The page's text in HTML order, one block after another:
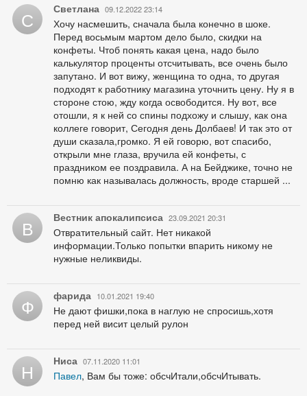
С Светлана 09.12.2022 23:14
Хочу насмешить, сначала была конечно в шоке.
Перед восьмым мартом дело было, скидки на
конфеты. Чтоб понять какая цена, надо было
калькулятор проценты отсчитывать, все очень было
запутано. И вот вижу, женщина то одна, то другая
подходят к работнику магазина уточнить цену. Ну я в
стороне стою, жду когда освободится. Ну вот, все
отошли, я к ней со спины подхожу и слышу, как она
коллеге говорит, Сегодня день Долбаев! И так это от
души сказала,громко. Я ей говорю, вот спасибо,
открыли мне глаза, вручила ей конфеты, с
праздником ее поздравила. А на Бейджике, точно не
помню как называлась должность, вроде старшей ...
В Вестник апокалипсиса 23.09.2021 20:31
Отвратительный сайт. Нет никакой
информации.Только попытки впарить никому не
нужные неликвиды.
Ф фарида 10.01.2021 19:40
Не дают фишки,пока в наглую не спросишь,хотя
перед ней висит целый рулон
Н Ниса 07.11.2020 11:01
Павел, Вам бы тоже: обсчИтали,обсчИтывать.